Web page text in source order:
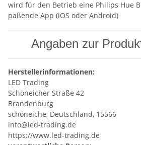
wird für den Betrieb eine Philips Hue
paßende App (iOS oder Android)
Angaben zur
Herstellerinformationen:
LED Trading
Schöneicher Straße 42
Brandenburg
schöneiche, Deutschland, 15566
info@led-trading.de
https://www.led-trading.de